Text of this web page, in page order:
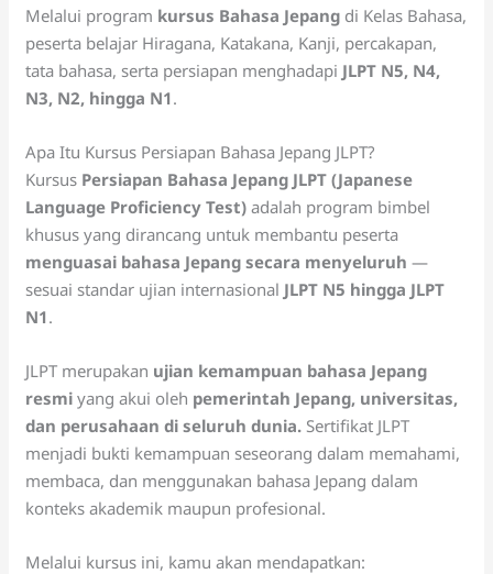
Melalui program kursus Bahasa Jepang di Kelas Bahasa,
peserta belajar Hiragana, Katakana, Kanji, percakapan,
tata bahasa, serta persiapan menghadapi JLPT N5, N4,
N3, N2, hingga N1.
Apa Itu Kursus Persiapan Bahasa Jepang JLPT?
Kursus Persiapan Bahasa Jepang JLPT (Japanese
Language Proficiency Test) adalah program bimbel
khusus yang dirancang untuk membantu peserta
menguasai bahasa Jepang secara menyeluruh —
sesuai standar ujian internasional JLPT N5 hingga JLPT
N1.
JLPT merupakan ujian kemampuan bahasa Jepang
resmi yang akui oleh pemerintah Jepang, universitas,
dan perusahaan di seluruh dunia. Sertifikat JLPT
menjadi bukti kemampuan seseorang dalam memahami,
membaca, dan menggunakan bahasa Jepang dalam
konteks akademik maupun profesional.
Melalui kursus ini, kamu akan mendapatkan: